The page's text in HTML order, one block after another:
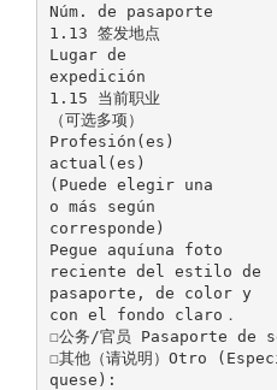
Núm. de pasaporte
1.13 签发地点
Lugar de
expedición
1.15 当前职业
（可选多项）
Profesión(es)
actual(es)
(Puede elegir una
o más según
corresponde)
Pegue aquíuna foto
reciente del estilo de
pasaporte, de color y
con el fondo claro．
☐公务/官员 Pasaporte
☐其他（请说明）Otro
quese):